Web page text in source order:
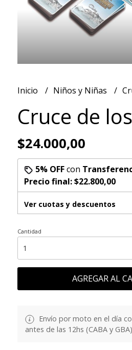
Inicio Niños y Niñas
Cruce de
$24.000,00
5% OFFcon
Precio final:$22.800,00
Ver cuotas y descuentos
Cantidad
AGREGAR AL
Envío por moto en el día
antes de las 12hs (CABA y GBA)